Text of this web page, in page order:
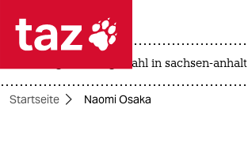
 taz zahl ich
taz zahl ich
landtagswahl in sachsen-anhalt
Startseite Naomi Osaka